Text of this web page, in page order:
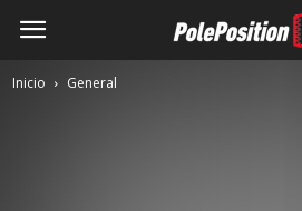
Inicio General